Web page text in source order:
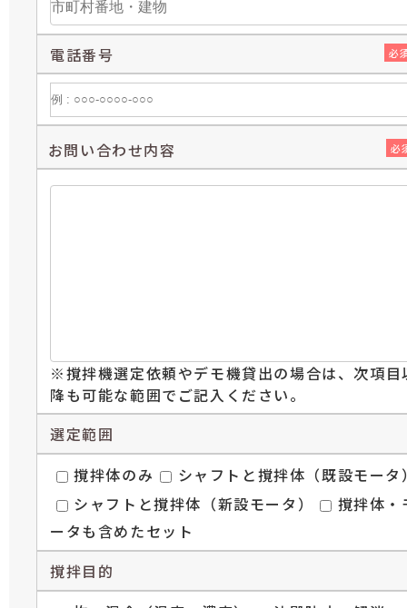
電話番号 必
お問い合わせ内容 必
※撹拌機選定依頼やデモ機貸出の場合は、次項目
降も可能な範囲でご記入ください。
選定範囲
撹拌体のみ
シャフトと撹拌体（既設モータ
シャフトと撹拌体（新設モータ）
撹拌体・
ータも含めたセット
撹拌目的